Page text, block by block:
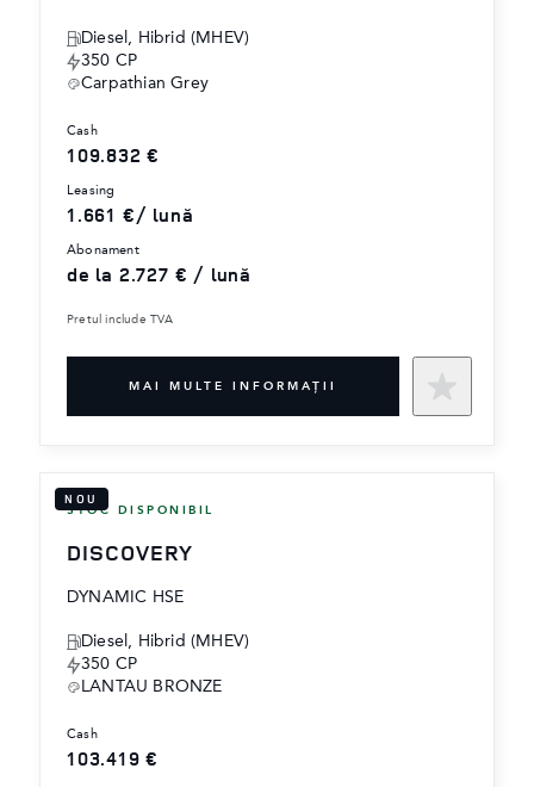
Diesel, Hibrid (MHEV)
350 CP
Carpathian Grey
cash
109.832 €
leasing
1.661 €/ lună
abonament
de la 2.727 € / lună
Pretul include TVA
MAI MULTE INFORMAŢII
NOU
STOC DISPONIBIL
DISCOVERY
DYNAMIC HSE
Diesel, Hibrid (MHEV)
350 CP
LANTAU BRONZE
cash
103.419 €